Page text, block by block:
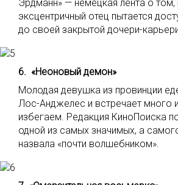
Эрдманн» — немецкая лента о том,
эксцентричный отец пытается
до своей закрытой дочери-
6. «Неоновый демон»
Молодая девушка из провинции
Лос-Анджелес и встречает много
избегаем. Редакция КиноПоиска
одной из самых значимых, а
назвала «почти волшебником».